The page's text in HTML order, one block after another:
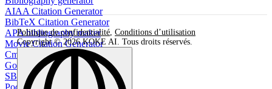
AIAA Citation Generator
BibTeX Citation Generator
APA bibliography maker
Movie Citation Generator
Cmos Citation Generator
Google Citation Generator
SBL Citation Generator
Podcast Citation Generator
Politique de confidentialité, Conditions d’utilisation
Copyright © 2026 KOKE AI. Tous droits réservés.